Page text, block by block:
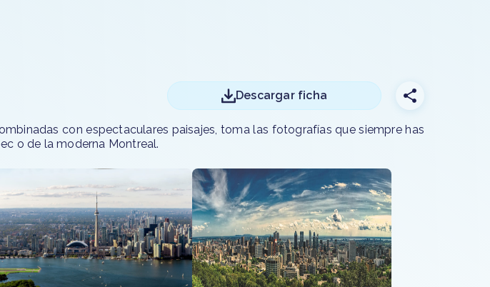
Descargar ficha
con espectaculares paisajes, toma las fotografías que siempre has
o de la moderna Montreal.